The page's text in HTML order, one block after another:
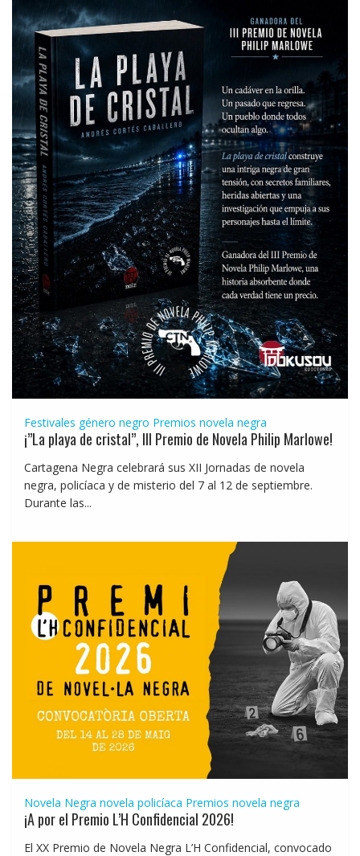
Festivales género negro Premios novela negra
¡”La playa de cristal”, III Premio de Novela Philip Marlowe!
Cartagena Negra celebrará sus XII Jornadas de novela
negra, policíaca y de misterio del 7 al 12 de septiembre.
Durante las...
Novela Negra novela policíaca Premios novela negra
¡A por el Premio L’H Confidencial 2026!
El XX Premio de Novela Negra L’H Confidencial, convocado